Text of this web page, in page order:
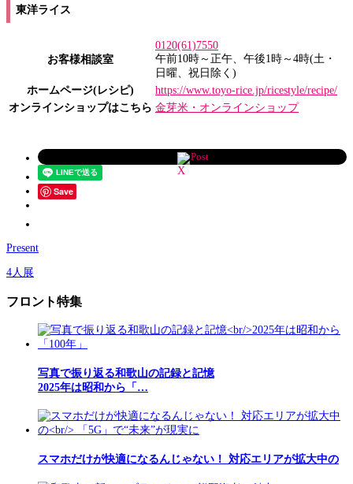
東洋ライス
お客様相談室
0120(61)7550
午前10時～正午、午後1時～4時(土・
日曜、祝日除く)
ホームページ(レシピ)
https://www.toyo-rice.jp/ricestyle/recipe/
オンラインショップはこちら 金芽米・オンラインショップ
Post
Save
Present
4人展
フロント特集
写真で振り返る和歌山の記録と記憶
2025年は昭和から「…
スマホだけが快適になるんじゃない！ 対応エリアが拡大中の